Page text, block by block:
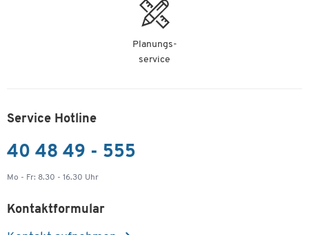
Planungs-
service
Service Hotline
40 48 49 - 555
Mo - Fr: 8.30 - 16.30 Uhr
Kontaktformular